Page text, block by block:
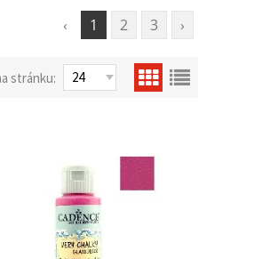
‹ 1 2 3 ›
stránku: